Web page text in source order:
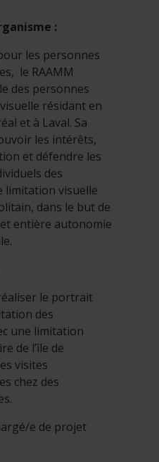
:
les personnes
le RAAMM
des personnes
résidant en
et à Laval. Sa
les intérêts,
et défendre les
des
limitation visuelle
dans le but de
entière autonomie
le portrait
des
une limitation
de l’île de
visites
chez des
e de projet